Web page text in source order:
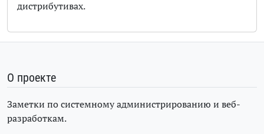
дистрибутивах.
О проекте
Заметки по системному администрированию и веб-
разработкам.